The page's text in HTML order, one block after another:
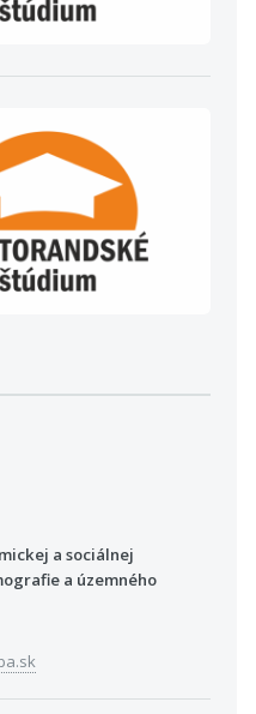
a sociálnej
a územného